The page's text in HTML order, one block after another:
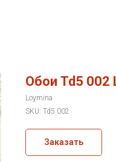
Обои Td5 002
Loymina
SKU: Td5 002
Заказать